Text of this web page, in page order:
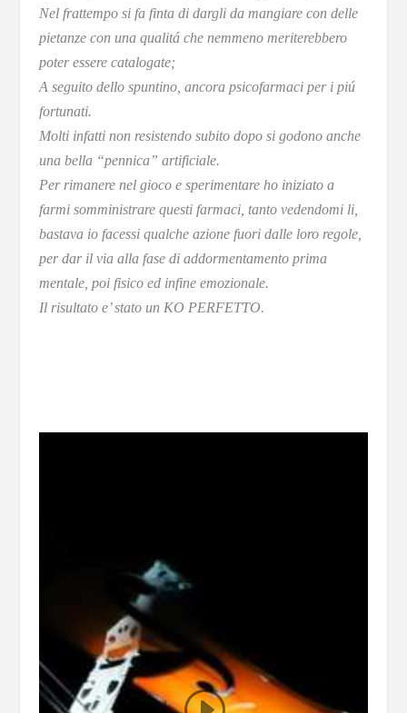
Nel frattempo si fa finta di dargli da mangiare con delle
pietanze con una qualitá che nemmeno meriterebbero
poter essere catalogate;
A seguito dello spuntino, ancora psicofarmaci per i piú
fortunati.
Molti infatti non resistendo subito dopo si godono anche
una bella “pennica” artificiale.
Per rimanere nel gioco e sperimentare ho iniziato a
farmi somministrare questi farmaci, tanto vedendomi li,
bastava io facessi qualche azione fuori dalle loro regole,
per dar il via alla fase di addormentamento prima
mentale, poi fisico ed infine emozionale.
Il risultato e’ stato un KO PERFETTO.